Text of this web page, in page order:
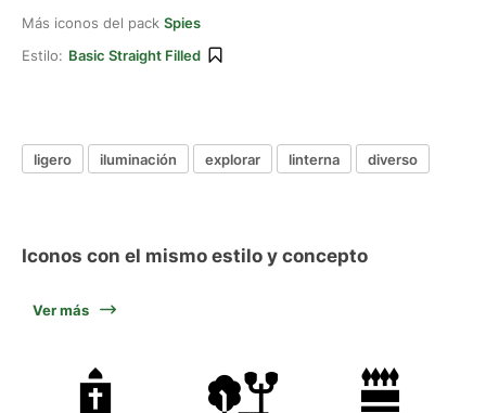
Más iconos del pack Spies
Estilo: Basic Straight Filled
ligero iluminación explorar linterna diverso
Iconos con el mismo estilo y concepto
Ver más